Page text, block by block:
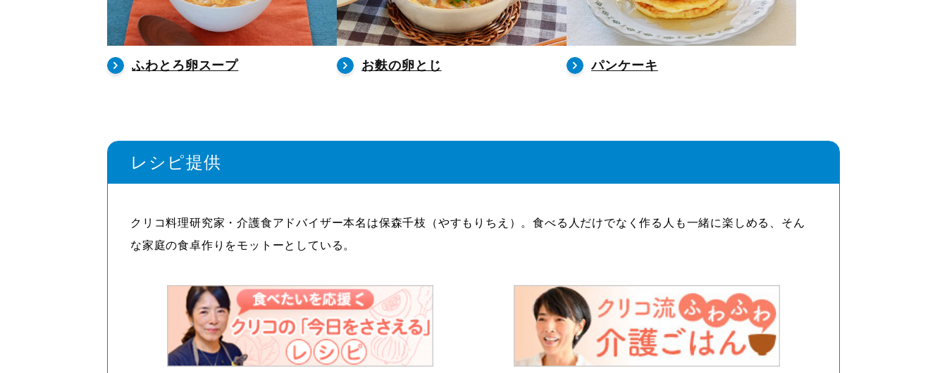
ふわとろ卵スープ お麩の卵とじ パンケーキ
レシピ提供
クリコ料理研究家・介護食アドバイザー本名は保森千枝（やすもりちえ）。食べる人だけでなく作る人も一緒に楽しめる、そん
な家庭の食卓作りをモットーとしている。